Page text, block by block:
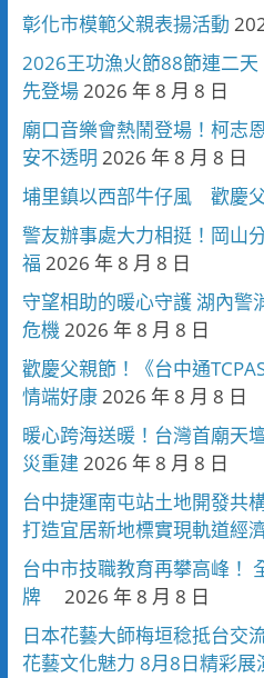
彰化市模範父親表揚活動
2026王功漁火節88節連二
先登場2026 年 8 月 8 日
廟口音樂會熱鬧登場！柯志
安不透明 2026 年 8 月 8 日
埔里鎮以西部牛仔風 歡慶
警友辦事處大力相挺！岡山
福 2026 年 8 月 8 日
守望相助的暖心守護 湖內警
危機2026 年 8 月 8 日
歡慶父親節！《台中通
情端好康2026 年 8 月 8 日
暖心跨海送暖！台灣首廟天
災重建 2026 年 8 月 8 日
台中捷運南屯站土地開發共
打造宜居新地標實現軌道經
台中市技職教育再攀高峰！
牌
2026 年 8 月 8 日
日本花藝大師梅垣稔抵台
花藝文化魅力 8月8日精彩展